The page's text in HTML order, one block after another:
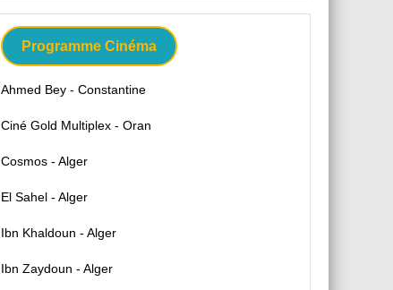
Programme Cinéma
Ahmed Bey - Constantine
Ciné Gold Multiplex - Oran
Cosmos - Alger
El Sahel - Alger
Ibn Khaldoun - Alger
Ibn Zaydoun - Alger